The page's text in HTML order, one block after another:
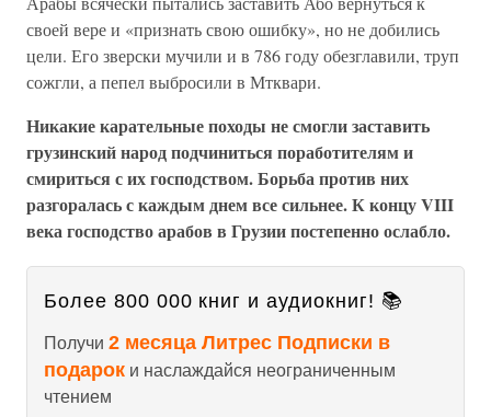
своей вере и «признать свою ошибку», но не добились
цели. Его зверски мучили и в 786 году обезглавили, труп
сожгли, а пепел выбросили в Мтквари.
Никакие карательные походы не смогли заставить
грузинский народ подчиниться поработителям и
смириться с их господством. Борьба против них
разгоралась с каждым днем все сильнее. К концу VIII
века господство арабов в Грузии постепенно ослабло.
Более 800 000 книг и аудиокниг! 📚
Получи 2 месяца Литрес Подписки в
подарок и наслаждайся неограниченным
чтением